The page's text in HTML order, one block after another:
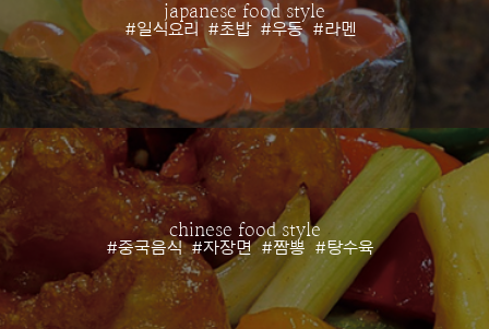
japanese food style
#일식요리 #초밥 #우동 #라멘
chinese food style
#중국음식 #자장면 #짬뽕 #탕수육